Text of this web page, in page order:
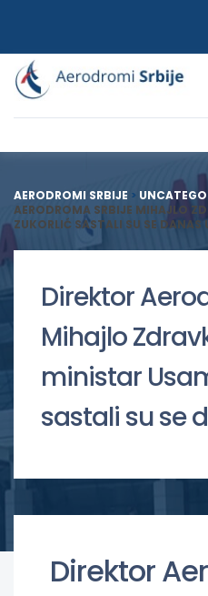
AERODROMI SRBIJE >
AERODROMA SRBIJE MIHAJLO
ZUKORLIĆ SASTALI SU SE DANAS
Direktor
Mihajlo
ministar
sastali su se
Direktor